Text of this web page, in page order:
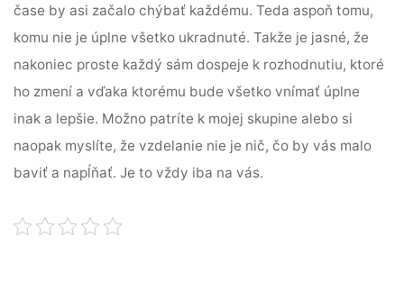
čase by asi začalo chýbať každému. Teda aspoň tomu,
komu nie je úplne všetko ukradnuté. Takže je jasné, že
nakoniec proste každý sám dospeje k rozhodnutiu, ktoré
ho zmení a vďaka ktorému bude všetko vnímať úplne
inak a lepšie. Možno patríte k mojej skupine alebo si
naopak myslíte, že vzdelanie nie je nič, čo by vás malo
baviť a napĺňať. Je to vždy iba na vás.